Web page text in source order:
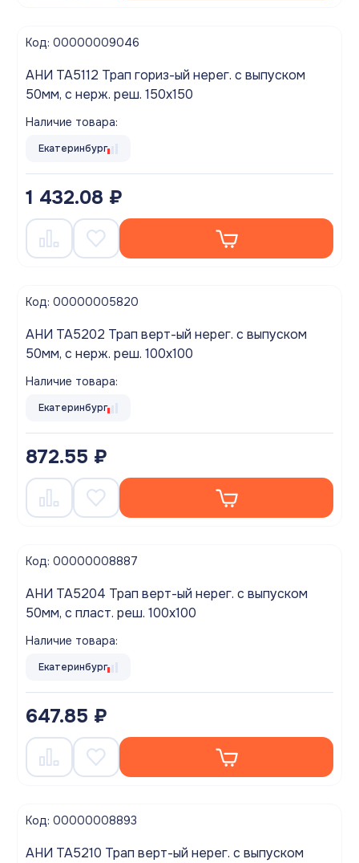
Код: 00000009046
АНИ TA5112 Трап гориз-ый нерег. с выпуском
50мм, с нерж. реш. 150х150
Наличие товара:
Екатеринбург
1 432.08 ₽
Код: 00000005820
АНИ TA5202 Трап верт-ый нерег. с выпуском
50мм, с нерж. реш. 100х100
Наличие товара:
Екатеринбург
872.55 ₽
Код: 00000008887
АНИ TA5204 Трап верт-ый нерег. с выпуском
50мм, с пласт. реш. 100х100
Наличие товара:
Екатеринбург
647.85 ₽
Код: 00000008893
АНИ TA5210 Трап верт-ый нерег. с выпуском